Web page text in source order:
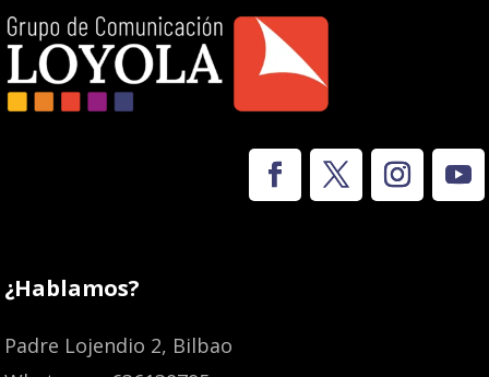
¿Hablamos?
Padre Lojendio 2, Bilbao